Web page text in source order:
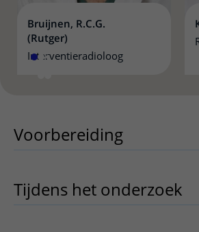
Bruijnen, R.C.G.
(Rutger)
Interventieradioloog
Voorbereiding
Tijdens het onderzoek